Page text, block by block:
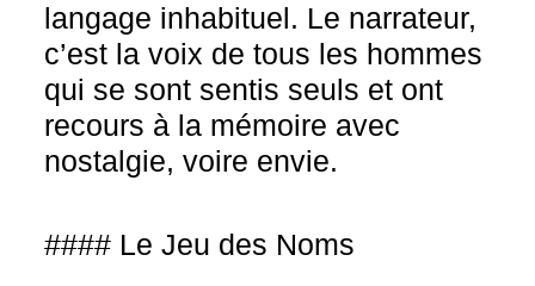
langage inhabituel. Le narrateur,
c’est la voix de tous les hommes
qui se sont sentis seuls et ont
recours à la mémoire avec
nostalgie, voire envie.
#### Le Jeu des Noms